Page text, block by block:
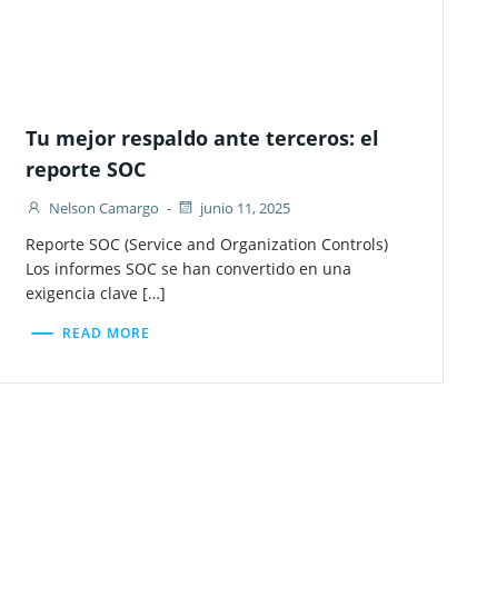
Tu mejor respaldo ante terceros: el
reporte SOC
Nelson Camargo - junio 11, 2025
Reporte SOC (Service and Organization Controls)
Los informes SOC se han convertido en una
exigencia clave […]
READ MORE